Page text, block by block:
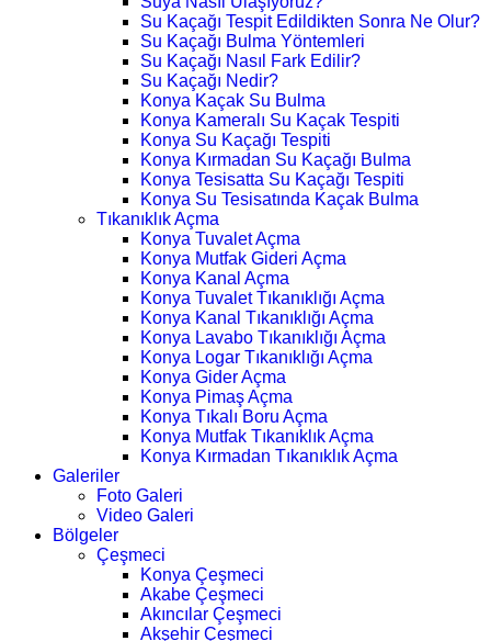
Su Kaçağı Tespit Edildikten Sonra Ne Olur?
Su Kaçağı Bulma Yöntemleri
Su Kaçağı Nasıl Fark Edilir?
Su Kaçağı Nedir?
Konya Kaçak Su Bulma
Konya Kameralı Su Kaçak Tespiti
Konya Su Kaçağı Tespiti
Konya Kırmadan Su Kaçağı Bulma
Konya Tesisatta Su Kaçağı Tespiti
Konya Su Tesisatında Kaçak Bulma
Tıkanıklık Açma
Konya Tuvalet Açma
Konya Mutfak Gideri Açma
Konya Kanal Açma
Konya Tuvalet Tıkanıklığı Açma
Konya Kanal Tıkanıklığı Açma
Konya Lavabo Tıkanıklığı Açma
Konya Logar Tıkanıklığı Açma
Konya Gider Açma
Konya Pimaş Açma
Konya Tıkalı Boru Açma
Konya Mutfak Tıkanıklık Açma
Konya Kırmadan Tıkanıklık Açma
Galeriler
Foto Galeri
Video Galeri
Bölgeler
Çeşmeci
Konya Çeşmeci
Akabe Çeşmeci
Akıncılar Çeşmeci
Akşehir Çeşmeci